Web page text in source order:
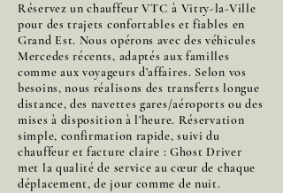
Réservez un chauffeur VTC à Vitry-la-Ville
pour des trajets confortables et fiables en
Grand Est. Nous opérons avec des véhicules
Mercedes récents, adaptés aux familles
comme aux voyageurs d’affaires. Selon vos
besoins, nous réalisons des transferts longue
distance, des navettes gares/aéroports ou des
mises à disposition à l’heure. Réservation
simple, confirmation rapide, suivi du
chauffeur et facture claire : Ghost Driver
met la qualité de service au cœur de chaque
déplacement, de jour comme de nuit.